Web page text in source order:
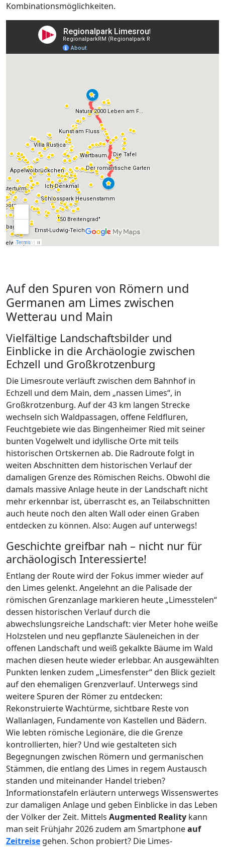
Kombinationsmöglichkeiten.
Auf den Spuren von Römern und
Germanen am Limes zwischen
Wetterau und Main
Vielfältige Landschaftsbilder und
Einblicke in die Archäologie zwischen
Echzell und Großkrotzenburg
Die Limesroute verläuft zwischen dem Bahnhof in
Echzell und dem Main, dem „nassen Limes“, in
Großkrotzenburg. Auf der 43 km langen Strecke
wechseln sich Waldpassagen, offene Feldfluren,
Feuchtgebiete wie das Bingenheimer Ried mit seiner
bunten Vogelwelt und idyllische Orte mit teils
historischen Ortskernen ab. Die Radroute folgt in
weiten Abschnitten dem historischen Verlauf der
damaligen Grenze des Römischen Reichs. Obwohl die
damals massive Anlage heute in der Landschaft nicht
mehr erkennbar ist, überrascht es, an Teilabschnitten
auch heute noch den alten Wall oder einen Graben
entdecken zu können. Also: Augen auf unterwegs!
Geschichte greifbar nah – nicht nur für
archäologisch Interessierte!
Entlang der Route wird der Fokus immer wieder auf
den Limes gelenkt. Angelehnt an die Palisade der
römischen Grenzanlage markieren heute „Limesstelen“
dessen historischen Verlauf durch die
abwechslungsreiche Landschaft: vier Meter hohe weiße
Holzstelen und neu gepflanzte Säuleneichen in der
offenen Landschaft und weiß gekalkte Bäume im Wald
machen diesen heute wieder erlebbar. An ausgewählten
Punkten lenken zudem „Limesfenster“ den Blick gezielt
auf den ehemaligen Grenzverlauf. Unterwegs sind
weitere Spuren der Römer zu entdecken:
Rekonstruierte Wachtürme, sichtbare Reste von
Wallanlagen, Fundamente von Kastellen und Bädern.
Wie lebten römische Legionäre, die die Grenze
kontrollierten, hier? Und wie gestalteten sich
Begegnungen zwischen Römern und germanischen
Stämmen, die entlang des Limes in regem Austausch
standen und miteinander Handel trieben?
Informationstafeln erläutern unterwegs Wissenswertes
zur damaligen Anlage und geben Einblicke in das Leben
der Völker der Zeit. Mittels Augmented Reality kann
man seit Frühjahr 2026 zudem am Smartphoneauf
Zeitreise gehen. Schon probiert? Die Limes-